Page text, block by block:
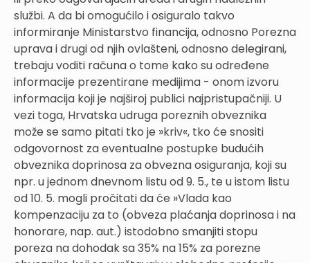
službi. A da bi omogućilo i osiguralo takvo
informiranje Ministarstvo financija, odnosno Porezna
uprava i drugi od njih ovlašteni, odnosno delegirani,
trebaju voditi računa o tome kako su određene
informacije prezentirane medijima - onom izvoru
informacija koji je najširoj publici najpristupačniji. U
vezi toga, Hrvatska udruga poreznih obveznika
može se samo pitati tko je »kriv«, tko će snositi
odgovornost za eventualne postupke budućih
obveznika doprinosa za obvezna osiguranja, koji su
npr. u jednom dnevnom listu od 9. 5., te u istom listu
od 10. 5. mogli pročitati da će »Vlada kao
kompenzaciju za to (obveza plaćanja doprinosa i na
honorare, nap. aut.) istodobno smanjiti stopu
poreza na dohodak sa 35% na 15% za porezne